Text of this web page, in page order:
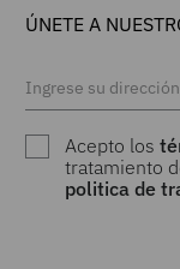
ÚNETE A
Acepto los
tratamiento
politica de